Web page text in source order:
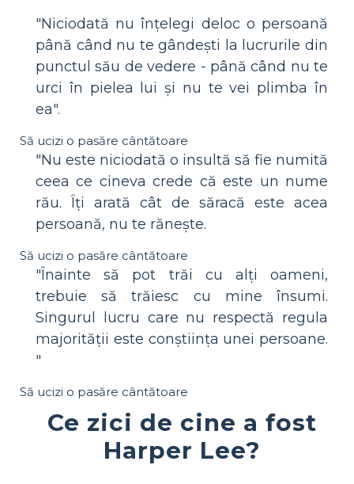
"Niciodată nu înțelegi deloc o persoană
până când nu te gândești la lucrurile din
punctul său de vedere - până când nu te
urci în pielea lui și nu te vei plimba în
ea".
Să ucizi o pasăre cântătoare
"Nu este niciodată o insultă să fie numită
ceea ce cineva crede că este un nume
rău. Îți arată cât de săracă este acea
persoană, nu te rănește.
Să ucizi o pasăre cântătoare
"Înainte să pot trăi cu alți oameni,
trebuie să trăiesc cu mine însumi.
Singurul lucru care nu respectă regula
majorității este conștiința unei persoane.
"
Să ucizi o pasăre cântătoare
Ce zici de cine a fost
Harper Lee?